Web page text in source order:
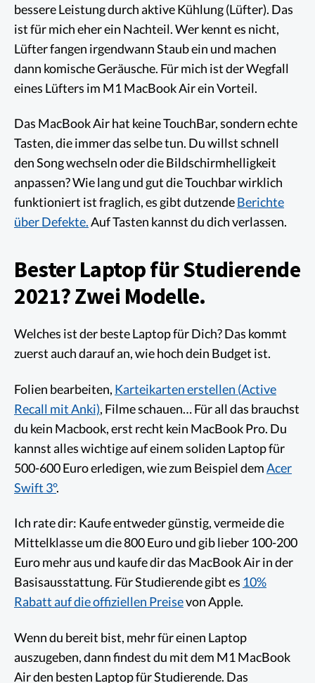
bessere Leistung durch aktive Kühlung (Lüfter). Das
ist für mich eher ein Nachteil. Wer kennt es nicht,
Lüfter fangen irgendwann Staub ein und machen
dann komische Geräusche. Für mich ist der Wegfall
eines Lüfters im M1 MacBook Air ein Vorteil.
Das MacBook Air hat keine TouchBar, sondern echte
Tasten, die immer das selbe tun. Du willst schnell
den Song wechseln oder die Bildschirmhelligkeit
anpassen? Wie lang und gut die Touchbar wirklich
funktioniert ist fraglich, es gibt dutzendeBerichte
über Defekte.Auf Tasten kannst du dich verlassen.
Bester Laptop für Studierende
2021? Zwei Modelle.
Welches ist der beste Laptop für Dich? Das kommt
zuerst auch darauf an, wie hoch dein Budget ist.
Folien bearbeiten, Karteikarten erstellen (Active
Recall mit Anki), Filme schauen… Für all das brauchst
du kein Macbook, erst recht kein MacBook Pro. Du
kannst alles wichtige auf einem soliden Laptop für
500-600 Euro erledigen, wie zum Beispiel demAcer
Swift 3°.
Ich rate dir: Kaufe entweder günstig, vermeide die
Mittelklasse um die 800 Euro und gib lieber 100-200
Euro mehr aus und kaufe dir das MacBook Air in der
Basisausstattung. Für Studierende gibt es 10%
Rabatt auf die offiziellen Preisevon Apple.
Wenn du bereit bist, mehr für einen Laptop
auszugeben, dann findest du mit dem M1 MacBook
Air den besten Laptop für Studierende. Das